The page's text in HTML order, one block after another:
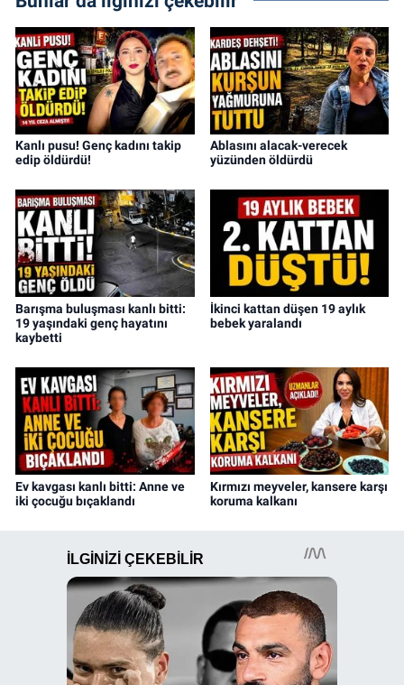
Kanlı pusu! Genç kadını takip
edip öldürdü!
Ablasını alacak-verecek
yüzünden öldürdü
Barışma buluşması kanlı bitti:
19 yaşındaki genç hayatını
kaybetti
İkinci kattan düşen 19 aylık
bebek yaralandı
Ev kavgası kanlı bitti: Anne ve
iki çocuğu bıçaklandı
Kırmızı meyveler, kansere karşı
koruma kalkanı